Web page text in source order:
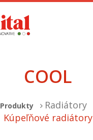
COOL
Produkty
Radiátory
Kúpeľňové radiátory